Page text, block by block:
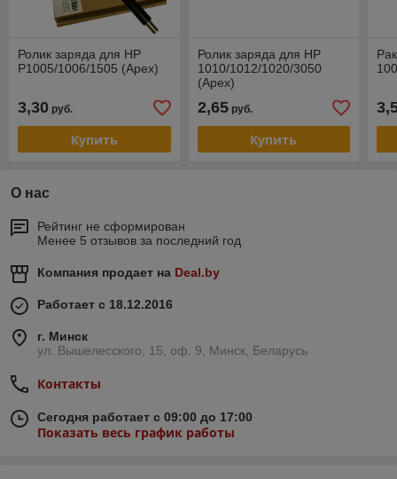
Ролик заряда для HP
P1005/1006/1505 (Apex)
3,30 руб.
Купить
Ролик заряда для HP
1010/1012/1020/3050
(Apex)
2,65руб.
Купить
О нас
Рейтинг не сформирован
Менее 5 отзывов за последний год
Компания продает на Deal.by
Работает с 18.12.2016
г. Минск
ул. Вышелесского, 15, оф. 9, Минск, Беларусь
Контакты
Сегодня работает с 09:00 до 17:00
Показать весь график работы